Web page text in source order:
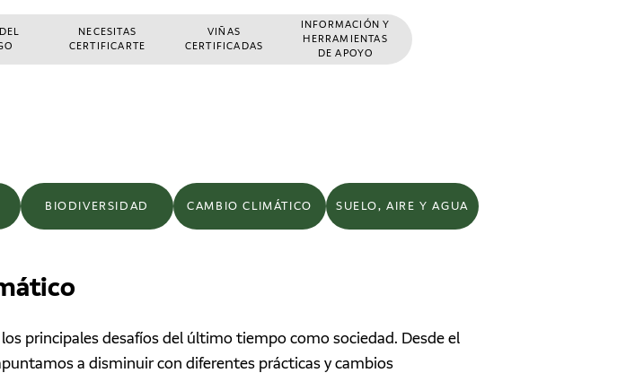
NECESITAS
CERTIFICARTE
VIÑAS
CERTIFICADAS
INFORMACIÓN Y
HERRAMIENTAS
DE APOYO
BIODIVERSIDAD CAMBIO CLIMÁTICO SUELO, AIRE Y AGUA
principales desafíos del último tiempo como sociedad. Desde el
a disminuir con diferentes prácticas y cambios